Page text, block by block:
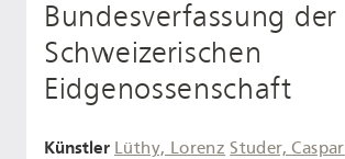
Bundesverfassung der
Schweizerischen
Eidgenossenschaft
Künstler Lüthy, Lorenz Studer, Caspar